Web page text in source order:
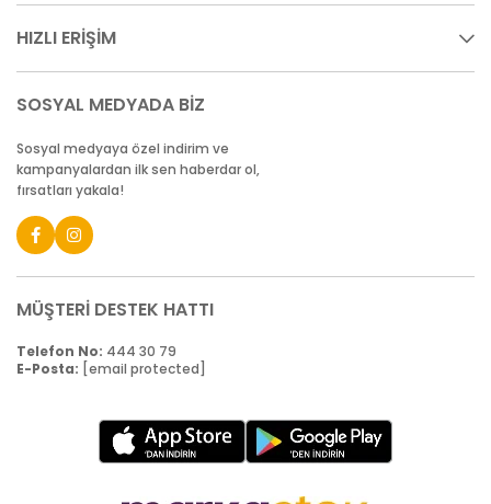
HIZLI ERİŞİM
SOSYAL MEDYADA BİZ
Sosyal medyaya özel indirim ve
kampanyalardan ilk sen haberdar ol,
fırsatları yakala!
MÜŞTERİ DESTEK HATTI
Telefon No: 444 30 79
E-Posta: [email protected]